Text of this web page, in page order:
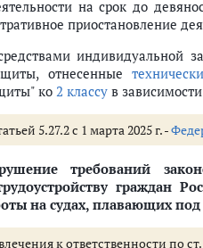
информационного
права на пользование
избирательной
расходовании средств,
кампании
избирательной кампании,
оказание
референдума,
для голосования на референдуме
голосования на референдуме
результатов выборов,
на срок до
приостановление
индивидуальной
отнесенные
ко 2 классу в
5.27.2 с 1 марта 2025 г. -
требований
граждан
на судах, плавающих под
к ответственности по ст.